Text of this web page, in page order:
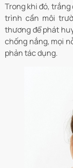
Trong khi đó,
trình cần môi
thương để phát
chống nắng, mọi
phản tác dụng.